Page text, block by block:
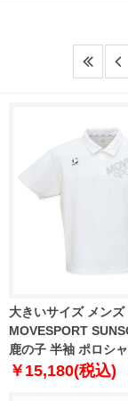
大きいサイズ メンズ
MOVESPORT
鹿の子 半袖 ポロシ
1278-5231-1 3L 4L
￥15,180(税込)